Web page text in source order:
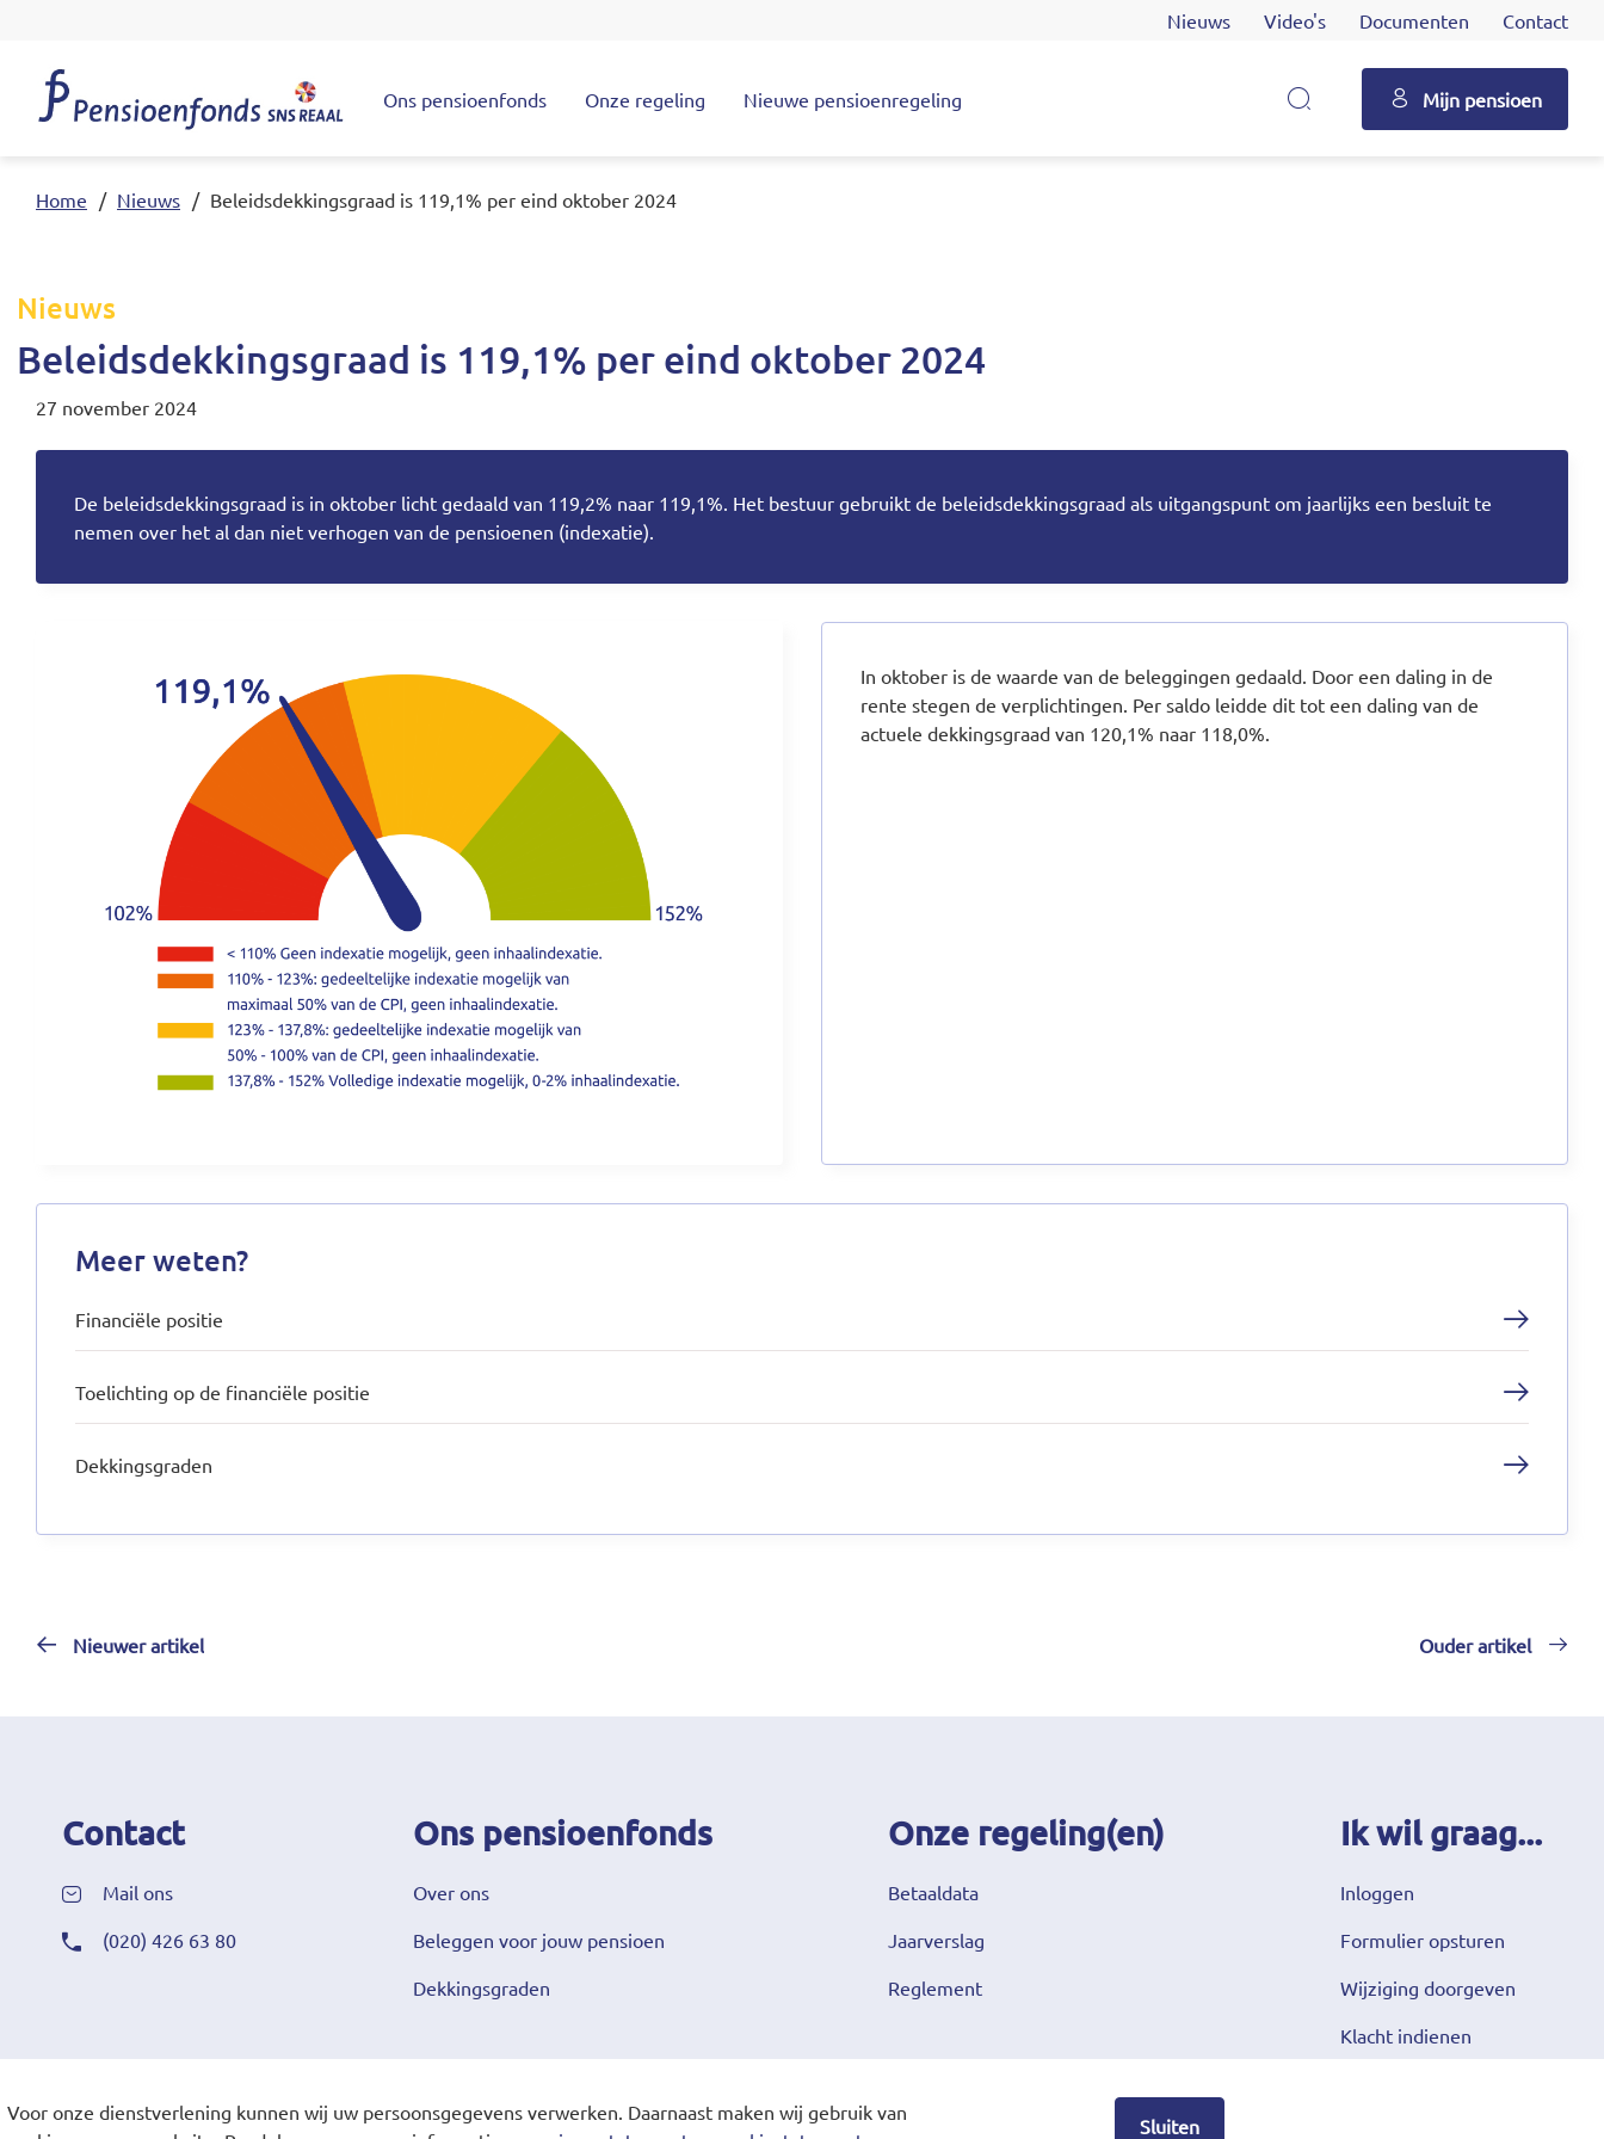
Nieuws Video's Documenten Contact
Hoofdnavigatie
Ons pensioenfonds Onze regeling Nieuwe pensioenregeling Mijn pensioen
Voor onze dienstverlening kunnen wij uw persoonsgegevens verwerken. Daarnaast maken wij gebruik van
Sluiten
Home Nieuws Beleidsdekkingsgraad is 119,1% per eind oktober 2024
Nieuws
Beleidsdekkingsgraad is 119,1% per eind oktober 2024
27 november 2024
De beleidsdekkingsgraad is in oktober licht gedaald van 119,2% naar 119,1%. Het bestuur gebruikt de beleidsdekkingsgraad als uitgangspunt om jaarlijks een besluit te
nemen over het al dan niet verhogen van de pensioenen (indexatie).
In oktober is de waarde van de beleggingen gedaald. Door een daling in de
rente stegen de verplichtingen. Per saldo leidde dit tot een daling van de
actuele dekkingsgraad van 120,1% naar 118,0%.
Meer weten?
Financiële positie
Toelichting op de financiële positie
Dekkingsgraden
Nieuwer artikel Ouder artikel
Contact
Mail ons
(020) 426 63 80
Ons pensioenfonds
Over ons
Beleggen voor jouw pensioen
Dekkingsgraden
Onze regeling(en)
Betaaldata
Jaarverslag
Reglement
Ik wil graag...
Inloggen
Formulier opsturen
Wijziging doorgeven
Klacht indienen